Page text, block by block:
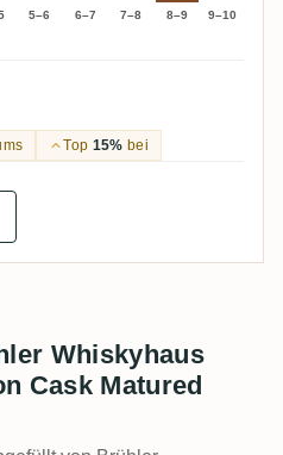
5–6 6–7 7–8 8–9 9–10
Top 15% bei
Whiskyhaus
Cask Matured